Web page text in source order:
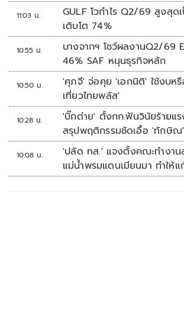
11:03 น.
GULF โวกำไร Q2/69 สูงสุด
เติบโต 74%
10:55 น.
บางจากฯ โชว์ผลงานQ2/69
46% SAF หนุนธุรกิจหลัก
10:50 น.
'ศุภจี' จ่อคุย 'เอกนิติ' ใช้งบห
เที่ยวไทยพลัส'
10:28 น.
'บิ๊กต่าย' ตั้งกก.ฟันวินัยร้ายแ
สรุปพฤติกรรมชัดเอื้อ 'ทักษิณ'
10:08 น.
'ปลัด ทส.' แจงตั้งคณะทำงาน
แม่น้ำพรมแดนเมียนมา ทำให้